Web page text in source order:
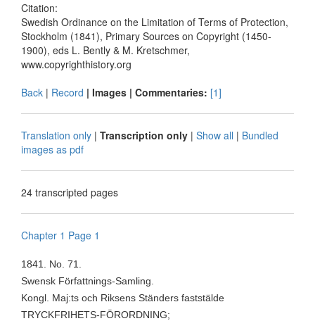
Citation:
Swedish Ordinance on the Limitation of Terms of Protection,
Stockholm (1841), Primary Sources on Copyright (1450-
1900), eds L. Bently & M. Kretschmer,
www.copyrighthistory.org
Back | Record | Images | Commentaries: [1]
Translation only | Transcription only | Show all | Bundled
images as pdf
24 transcripted pages
Chapter 1 Page 1
1841. No. 71.
Swensk Författnings-Samling.
Kongl. Maj:ts och Riksens Ständers faststälde
TRYCKFRIHETS-FÖRORDNING;